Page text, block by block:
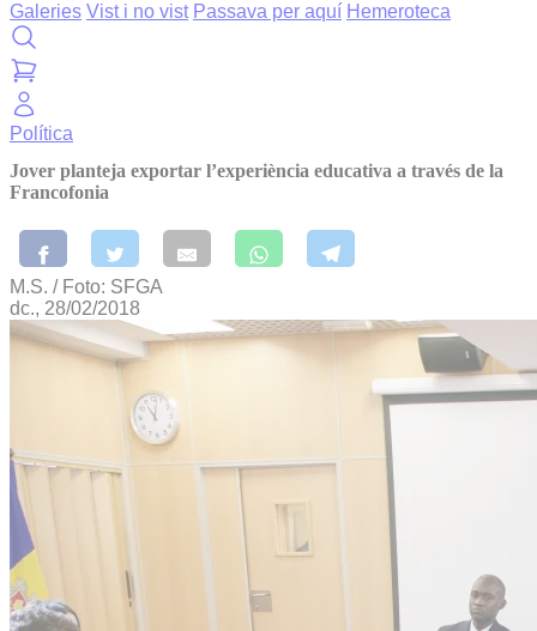
Galeries Vist i no vist Passava per aquí Hemeroteca
Política
Jover planteja exportar l’experiència educativa a través de la
Francofonia
M.S. / Foto: SFGA
dc., 28/02/2018